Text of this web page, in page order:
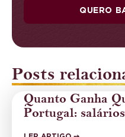
QUERO
Posts
Quanto Ganha
Portugal: